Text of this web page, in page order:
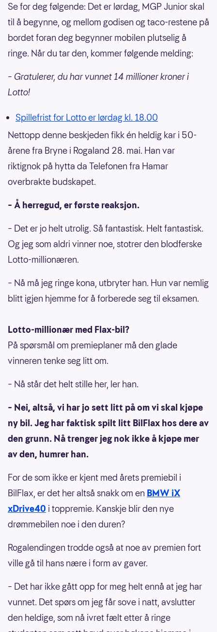
Se for deg følgende: Det er lørdag, MGP Junior skal
til å begynne, og mellom godisen og taco-restene på
bordet foran deg begynner mobilen plutselig å
ringe. Når du tar den, kommer følgende melding:
– Gratulerer, du har vunnet 14 millioner kroner i
Lotto!
Spillefrist for Lotto er lørdag kl. 18.00
Nettopp denne beskjeden fikk én heldig kar i 50-
årene fra Bryne i Rogaland 28. mai. Han var
riktignok på hytta da Telefonen fra Hamar
overbrakte budskapet.
– Å herregud, er første reaksjon.
– Det er jo helt utrolig. Så fantastisk. Helt fantastisk.
Og jeg som aldri vinner noe, stotrer den blodferske
Lotto-millionæren.
– Nå må jeg ringe kona, utbryter han. Hun var nemlig
blitt igjen hjemme for å forberede seg til eksamen.
Lotto-millionær med Flax-bil?
På spørsmål om premieplaner må den glade
vinneren tenke seg litt om.
– Nå står det helt stille her, ler han.
– Nei, altså, vi har jo sett litt på om vi skal kjøpe
ny bil. Jeg har faktisk spilt litt BilFlax hos dere av
den grunn. Nå trenger jeg nok ikke å kjøpe mer
av den, humrer han.
For de som ikke er kjent med årets premiebil i
BilFlax, er det her altså snakk om en BMW iX
xDrive40 i toppremie. Kanskje blir den nye
drømmebilen noe i den duren?
Rogalendingen trodde også at noe av premien fort
ville gå til hans nære i form av gaver.
– Det har ikke gått opp for meg helt ennå at jeg har
vunnet. Det spørs om jeg får sove i natt, avslutter
den heldige, som nå ivret fælt etter å ringe